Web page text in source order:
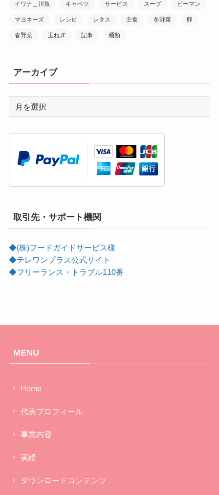
イワナ＿川魚 キャベツ サービス スープ ピーマン
マヨネーズ レシピ レタス 主食 冬野菜 卵
春野菜 玉ねぎ 記事 麺類
アーカイブ
取引先・サポート機関
◆(株)フードガイドサービス様
◆テレワンプラス公式サイト
◆フリーランス・トラブル110番
MENU
Home
代表プロフィール
事業内容
実績
ダウンロードコンテンツ